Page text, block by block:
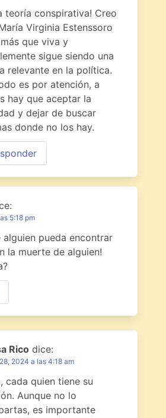
teoría conspirativa! Creo
Virginia Estenssoro
que viva y
sigue siendo una
relevante en la política.
es por atención, a
hay que aceptar la
y dejar de buscar
donde no los hay.
5:18 pm
alguien pueda encontrar
la muerte de alguien!
Rico dice:
2024 a las 4:18 am
cada quien tiene su
Aunque no lo
es importante